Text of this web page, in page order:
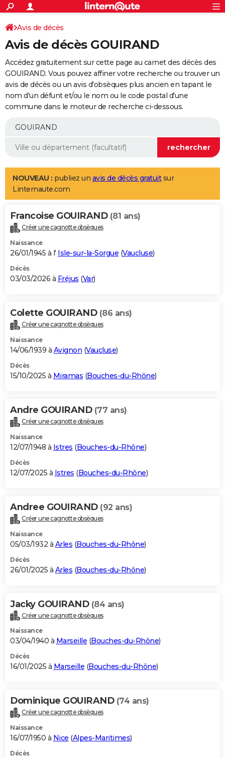
ACTUALITÉS
Politique
Société
Faits Divers
Education
Monde
Villes
+
SPORT
Coupe du monde 2026
Football
Tennis
Cyclisme
Rugby
Forum
Programme TV
TNT
Streaming
Cinéma
Sorties cinéma
Musique
+
FINANCE
Retraite
Epargne
Immobilier
Risques naturels par ville
Banque
Assurance
AUTO
Essais
Réserver un essai
Citadines
Berlines
SUV
Forum auto
+
Mobiles
Meilleur smartphone
Internet
Ordinateurs
Jeux vidéo
Guide high-tech
Aménagement intérieur
LIFESTYLE
Art de vivre
Bien-être
Loisirs
Mode
Modes de vie
Alimentation
Guide de la santé
Maladies
Médicaments
Sommeil
VOYAGE
Destinations
City break
Voyage nature
Voyage de noces
Forum
Climat
+PHOTO
GUIDES D'ACHAT
BONS PLANS
Carte de Noël
Carte Bonne année
Carte Saint-Valentin
Carte Pâques
Carte d'anniversaire
DICTIONNAIRE
Dictionnaire
Biographies
Citations
Expressions
Proverbes
PROGRAMME TV
S'inscrire
Se connecter
Lycées
Collèges
Primaires
Universités
Entreprises
Service militaire
Avis de recherche
AVIS DE DÉCÈS
Bricolage
Lifestyle
Culture
Sport
Auto
Television
Voyage
Cinema
Avis de décès
Avis de décès GOUIRAND
Accédez gratuitement sur cette page au carnet des décès des
GOUIRAND. Vous pouvez affiner votre recherche ou trouver un
avis de décès ou un avis d'obsèques plus ancien en tapant le
nom d'un défunt et/ou le nom ou le code postal d'une
commune dans le moteur de recherche ci-dessous.
NOUVEAU : publiez un avis de décès gratuitsur
Linternaute.com
Francoise GOUIRAND (81 ans)
Créer une cagnotte obsèques
Naissance
26/01/1945 à l' Isle-sur-la-Sorgue (Vaucluse)
Décès
03/03/2026 à Fréjus (Var)
Colette GOUIRAND (86 ans)
Créer une cagnotte obsèques
Naissance
14/06/1939 à Avignon (Vaucluse)
Décès
15/10/2025 à Miramas (Bouches-du-Rhône)
Andre GOUIRAND (77 ans)
Créer une cagnotte obsèques
Naissance
12/07/1948 à Istres (Bouches-du-Rhône)
Décès
12/07/2025 à Istres (Bouches-du-Rhône)
Andree GOUIRAND (92 ans)
Créer une cagnotte obsèques
Naissance
05/03/1932 à Arles (Bouches-du-Rhône)
Décès
26/01/2025 à Arles (Bouches-du-Rhône)
Jacky GOUIRAND (84 ans)
Créer une cagnotte obsèques
Naissance
03/04/1940 à Marseille (Bouches-du-Rhône)
Décès
16/01/2025 à Marseille (Bouches-du-Rhône)
Dominique GOUIRAND (74 ans)
Créer une cagnotte obsèques
Naissance
16/07/1950 à Nice (Alpes-Maritimes)
Décès